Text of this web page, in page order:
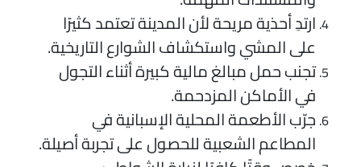
ارتدِ أحذية مريحة لأن المدينة تعتمد كثيرًا
على المشي واستكشاف الشوارع التاريخية.
تجنب حمل مبالغ مالية كبيرة أثناء التجول
في الأماكن المزدحمة.
جرّب الأطعمة المحلية الإسبانية في
المطاعم الشعبية للحصول على تجربة أصيلة.